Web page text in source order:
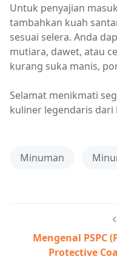
Untuk penyajian
tambahkan kuah
sesuai selera. Anda
mutiara, dawet, atau
kurang suka manis,
Selamat menikmati
kuliner legendaris dari
Minuman
Mengenal PSPC
Protective